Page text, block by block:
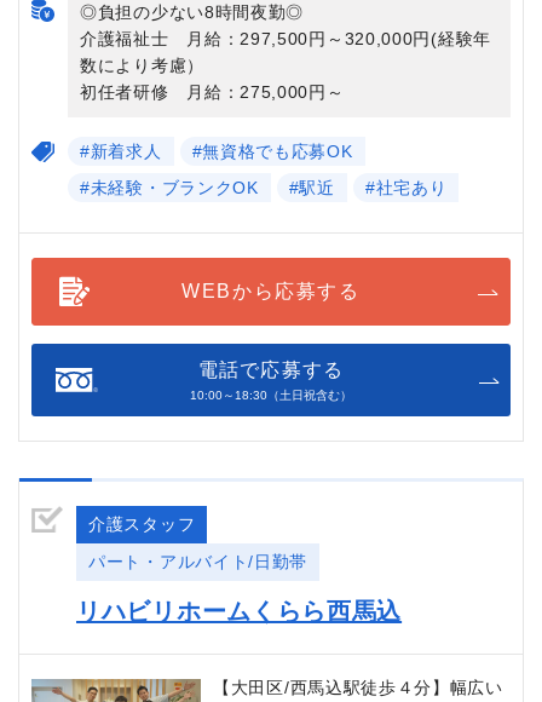
◎負担の少ない8時間夜勤◎
介護福祉士 月給：297,500円～320,000円(経験年
数により考慮）
初任者研修 月給：275,000円～
#新着求人
#無資格でも応募OK
#未経験・ブランクOK
#駅近 #社宅あり
WEBから応募する
電話で応募する
10:00～18:30（土日祝含む）
介護スタッフ
パート・アルバイト/日勤帯
リハビリホームくらら西馬込
【大田区/西馬込駅徒歩４分】幅広い